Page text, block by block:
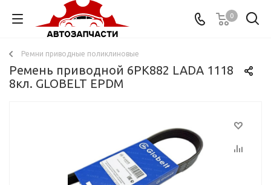
0
Ремни приводные поликлиновые
Ремень приводной 6PK882 LADA 1118
8кл. GLOBELT EPDM